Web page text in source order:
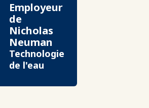
Employeur
de
Nicholas
Neuman
Technologie
de l'eau